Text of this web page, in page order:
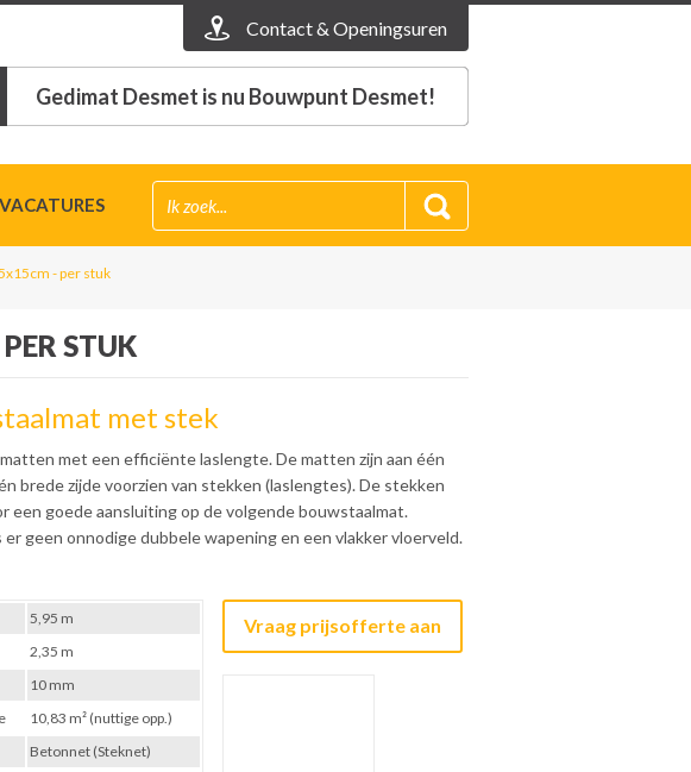
Contact & Openingsuren
Gedimat Desmet is nu Bouwpunt Desmet!
VACATURES
- per stuk
STUK
met stek
met een efficiënte laslengte. De matten zijn aan één
brede zijde voorzien van stekken (laslengtes). De stekken
een goede aansluiting op de volgende bouwstaalmat.
er geen onnodige dubbele wapening en een vlakker vloerveld.
Vraag prijsofferte aan
5,95 m
2,35 m
10 mm
10,83 m² (nuttige opp.)
Betonnet (Steknet)